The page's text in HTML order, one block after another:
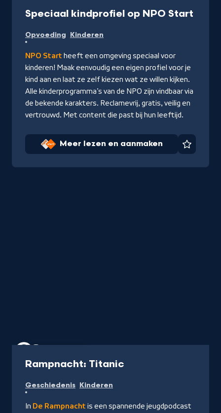
Speciaal kindprofiel op NPO Start
Opvoeding Kinderen
NPO Start heeft een omgeving speciaal voor
kinderen! Maak eenvoudig een eigen profiel voor je
kind aan en laat ze zelf kiezen wat ze willen kijken.
Alle kinderprogramma’s van de NPO zijn vindbaar via
de bekende karakters. Reclamevrij, gratis, veilig en
vertrouwd. Met content die past bij hun leeftijd.
Meer lezen en aanmaken
Rampnacht: Titanic
Luister
Geschiedenis Kinderen
In De Rampnacht is een spannende jeugdpodcast